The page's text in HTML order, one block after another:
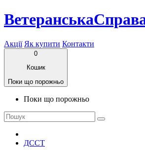
Акції Як купити Контакти
0
Кошик
Поки що порожньо
Поки що порожньо
ДССТ